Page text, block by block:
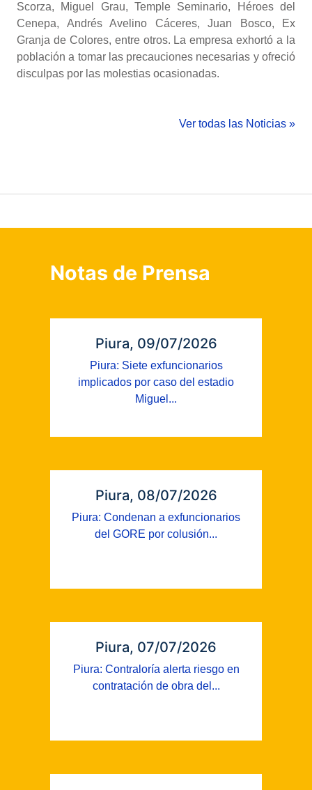
Scorza, Miguel Grau, Temple Seminario, Héroes del
Cenepa, Andrés Avelino Cáceres, Juan Bosco, Ex
Granja de Colores, entre otros. La empresa exhortó a la
población a tomar las precauciones necesarias y ofreció
disculpas por las molestias ocasionadas.
Ver todas las Noticias »
Notas de Prensa
Piura, 09/07/2026
Piura: Siete exfuncionarios
implicados por caso del estadio
Miguel...
Piura, 08/07/2026
Piura: Condenan a exfuncionarios
del GORE por colusión...
Piura, 07/07/2026
Piura: Contraloría alerta riesgo en
contratación de obra del...